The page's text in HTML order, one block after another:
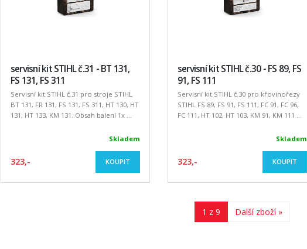
servisní kit STIHL č.31 - BT 131,
FS 131, FS 311
Servisní kit STIHL č.31 pro stroje STIHL
BT 131, FR 131, FS 131, FS 311, HT 130, HT
131, HT 133, KM 131. Obsah balení 1x ...
Skladem
323,- KOUPIT
servisní kit STIHL č.30 - FS 89, FS
91, FS 111
Servisní kit STIHL č.30 pro křovinořezy
STIHL FS 89, FS 91, FS 111, FC 91, FC 96,
FC 111, HT 102, HT 103, KM 91, KM 111 ...
Skladem
323,- KOUPIT
1 z 9 Další zboží »